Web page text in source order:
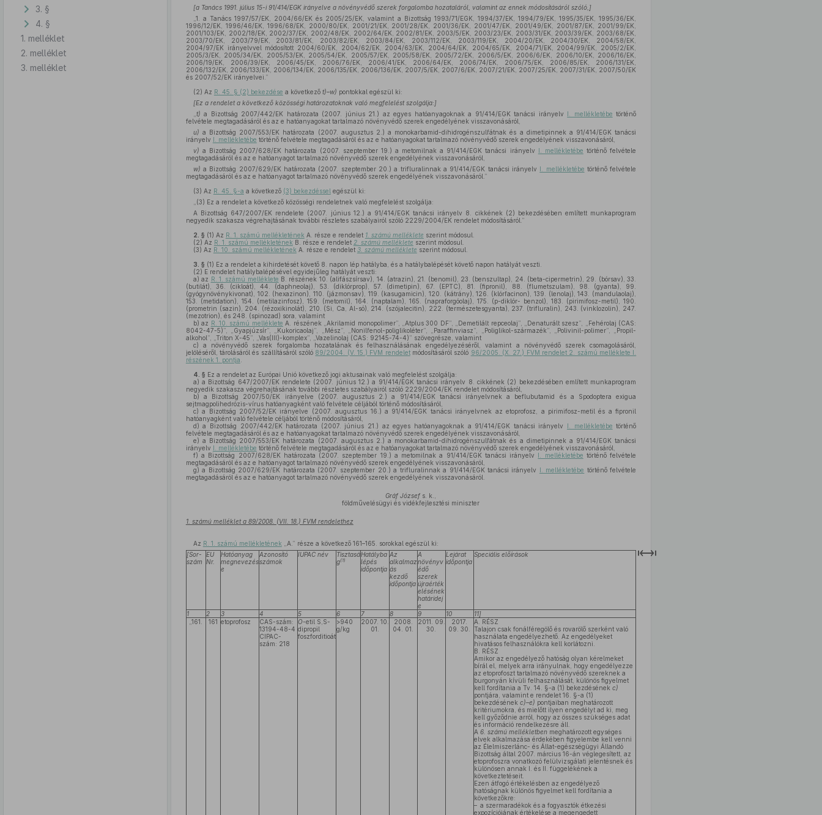
3. §
4. §
1. melléklet
2. melléklet
3. melléklet
[a Tanács 1991. július 15-i 91/414/EGK irányelve a növényvédő szerek forgalomba hozataláról, valamint az ennek módosításáról szóló,]
„1. a Tanács 1997/57/EK, 2004/66/EK és 2005/25/EK, valamint a Bizottság 1993/71/EGK, 1994/37/EK, 1994/79/EK, 1995/35/EK, 1995/36/EK,
1996/12/EK, 1996/46/EK, 1996/68/EK, 2000/80/EK, 2001/21/EK, 2001/28/EK, 2001/36/EK, 2001/47/EK, 2001/49/EK, 2001/87/EK, 2001/99/EK,
2001/103/EK, 2002/18/EK, 2002/37/EK, 2002/48/EK, 2002/64/EK, 2002/81/EK, 2003/5/EK, 2003/23/EK, 2003/31/EK, 2003/39/EK, 2003/68/EK,
2003/70/EK, 2003/79/EK, 2003/81/EK, 2003/82/EK, 2003/84/EK, 2003/112/EK, 2003/119/EK, 2004/20/EK, 2004/30/EK, 2004/58/EK,
2004/97/EK irányelvvel módosított 2004/60/EK, 2004/62/EK, 2004/63/EK, 2004/64/EK, 2004/65/EK, 2004/71/EK, 2004/99/EK, 2005/2/EK,
2005/3/EK, 2005/34/EK, 2005/53/EK, 2005/54/EK, 2005/57/EK, 2005/58/EK, 2005/72/EK, 2006/5/EK, 2006/6/EK, 2006/10/EK, 2006/16/EK,
2006/19/EK, 2006/39/EK, 2006/45/EK, 2006/76/EK, 2006/41/EK, 2006/64/EK, 2006/74/EK, 2006/75/EK, 2006/85/EK, 2006/131/EK,
2006/132/EK, 2006/133/EK, 2006/134/EK, 2006/135/EK, 2006/136/EK, 2007/5/EK, 2007/6/EK, 2007/21/EK, 2007/25/EK, 2007/31/EK, 2007/50/EK
és 2007/52/EK irányelvei.”
(2) Az R. 45. § (2) bekezdése a következő t)–w) pontokkal egészül ki:
[Ez a rendelet a következő közösségi határozatoknak való megfelelést szolgálja:]
t) a Bizottság 2007/442/EK határozata (2007. június 21.) az egyes hatóanyagoknak a 91/414/EGK tanácsi irányelv I. mellékletébe történő
felvétele megtagadásáról és az e hatóanyagokat tartalmazó növényvédő szerek engedélyének visszavonásáról,
u) a Bizottság 2007/553/EK határozata (2007. augusztus 2.) a monokarbamid-dihidrogénszulfátnak és a dimetipinnek a 91/414/EGK tanácsi
irányelv I. mellékletébe történő felvétele megtagadásáról és az e hatóanyagokat tartalmazó növényvédő szerek engedélyének visszavonásáról,
v) a Bizottság 2007/628/EK határozata (2007. szeptember 19.) a metomilnak a 91/414/EGK tanácsi irányelv I. mellékletébe történő felvétele
megtagadásáról és az e hatóanyagot tartalmazó növényvédő szerek engedélyének visszavonásáról,
w) a Bizottság 2007/629/EK határozata (2007. szeptember 20.) a trifluralinnak a 91/414/EGK tanácsi irányelv I. mellékletébe történő felvétele
megtagadásáról és az e hatóanyagot tartalmazó növényvédő szerek engedélyének visszavonásáról.”
(3) Az R. 45. §-a a következő (3) bekezdéssel egészül ki:
„(3) Ez a rendelet a következő közösségi rendeletnek való megfelelést szolgálja:
A Bizottság 647/2007/EK rendelete (2007. június 12.) a 91/414/EGK tanácsi irányelv 8. cikkének (2) bekezdésében említett munkaprogram
negyedik szakasza végrehajtásának további részletes szabályairól szóló 2229/2004/EK rendelet módosításáról.”
2. § (1) Az R. 1. számú mellékletének A. része e rendelet 1. számú melléklete szerint módosul.
(2) Az R. 1. számú mellékletének B. része e rendelet 2. számú melléklete szerint módosul.
(3) Az R. 10. számú mellékletének A. része e rendelet 3. számú melléklete szerint módosul.
3. § (1) Ez a rendelet a kihirdetését követő 8. napon lép hatályba, és a hatálybalépését követő napon hatályát veszti.
(2) E rendelet hatálybalépésével egyidejűleg hatályát veszti:
a) az R. 1. számú melléklete B. részének 10. (alifászsírsav), 14. (atrazin), 21. (benomil), 23. (benszultap), 24. (beta-cipermetrin), 29. (bórsav), 33.
(butilát), 36. (cikloát), 44. (daphneolaj), 53. (diklórprop), 57. (dimetipin), 67. (EPTC), 81. (fipronil), 88. (flumetszulam), 98. (gyanta), 99.
(gyógynövénykivonat), 102. (hexazinon), 110. (jázmonsav), 119. (kasugamicin), 120. (kátrány), 126. (klórfacinon), 139. (lenolaj), 143. (mandulaolaj),
153. (metidation), 154. (metilazinfosz), 159. (metomil), 164. (naptalam), 165. (napraforgóolaj), 175. (p-diklór- benzol), 183. (pirimifosz-metil), 190.
(prometrin (sazin), 204. (rézoxikinolát), 210. (Si, Ca, Al-só), 214. (szójalecitin), 222. (természetesgyanta), 237. (trifluralin), 243. (vinklozolin), 247.
(mezotrion), és 248. (spinozad) sora, valamint
b) az R. 10. számú melléklete A. részének „Akrilamid monopolimer”, „Atplus 300 DF”, „Demetilált repceolaj”, „Denaturált szesz”, „Fehérolaj (CAS:
8042-47-5)”, „Gyapjúzsír”, „Kukoricaolaj”, „Mész”, „Nonilfenol-poliglikoléter”, „Paraffinviasz”, „Poliglikol-származék”, „Polivinil-polimer”, „Propil-
alkohol”, „Triton X-45”, „Vas(III)-komplex”, „Vazelinolaj (CAS: 92145-74-4)” szövegrésze, valamint
c) a növényvédő szerek forgalomba hozatalának és felhasználásának engedélyezéséről, valamint a növényvédő szerek csomagolásáról,
jelöléséről, tárolásáról és szállításáról szóló 89/2004. (V. 15.) FVM rendeletmódosításáról szóló 96/2005. (X. 27.) FVM rendelet 2. számú melléklete I.
részének 1. pontja
4. § Ez a rendelet az Európai Unió következő jogi aktusainak való megfelelést szolgálja:
a) a Bizottság 647/2007/EK rendelete (2007. június 12.) a 91/414/EGK tanácsi irányelv 8. cikkének (2) bekezdésében említett munkaprogram
negyedik szakasza végrehajtásának további részletes szabályairól szóló 2229/2004/EK rendelet módosításáról,
b) a Bizottság 2007/50/EK irányelve (2007. augusztus 2.) a 91/414/EGK tanácsi irányelvnek a beflubutamid és a Spodoptera exigua
sejtmagpolihedrózis-vírus hatóanyagként való felvétele céljából történő módosításáról,
c) a Bizottság 2007/52/EK irányelve (2007. augusztus 16.) a 91/414/EGK tanácsi irányelvnek az etoprofosz, a pirimifosz-metil és a fipronil
hatóanyagként való felvétele céljából történő módosításáról,
d) a Bizottság 2007/442/EK határozata (2007. június 21.) az egyes hatóanyagoknak a 91/414/EGK tanácsi irányelv I. mellékletébe történő
felvétele megtagadásáról és az e hatóanyagokat tartalmazó növényvédő szerek engedélyének visszavonásáról,
e) a Bizottság 2007/553/EK határozata (2007. augusztus 2.) a monokarbamid-dihidrogénszulfátnak és a dimetipinnek a 91/414/EGK tanácsi
irányelv I. mellékletébe történő felvétele megtagadásáról és az e hatóanyagokat tartalmazó növényvédő szerek engedélyének visszavonásáról,
f) a Bizottság 2007/628/EK határozata (2007. szeptember 19.) a metomilnak a 91/414/EGK tanácsi irányelv I. mellékletébe történő felvétele
megtagadásáról és az e hatóanyagot tartalmazó növényvédő szerek engedélyének visszavonásáról,
g) a Bizottság 2007/629/EK határozata (2007. szeptember 20.) a trifluralinnak a 91/414/EGK tanácsi irányelv I. mellékletébe történő felvétele
megtagadásáról és az e hatóanyagot tartalmazó növényvédő szerek engedélyének visszavonásáról.
Gráf József s. k.,
földművelésügyi és vidékfejlesztési miniszter
1. számú melléklet a 89/2008. (VII. 18.) FVM rendelethez
Az R. 1. számú mellékletének „A.” része a következő 161–165. sorokkal egészül ki:
[Sor-
szám
EU
Nr.
Hatóanyag
megnevezés
e
Azonosító
számok
IUPAC név
Tisztasá
g(1)
Hatályba
lépés
időpontja
Az
alkalmaz
ás
kezdő
időpontja
A
növényv
édő
szerek
újraérték
elésének
határidej
e
Lejárat
időpontja
Speciális előírások
1 2 3 4 5 6 7 8 9 10
11]
„161.
161 etoprofosz
CAS-szám:
13194-48-4
CIPAC-
szám: 218
O-etil S,S-
dipropil
foszforditioát
>940
g/kg
2007. 10.
01.
2008.
04. 01.
2011. 09.
30.
2017.
09. 30.
A. RÉSZ
Talajon csak fonálféregölő és rovarölő szerként való
használata engedélyezhető. Az engedélyeket
hivatásos felhasználókra kell korlátozni.
B. RÉSZ
Amikor az engedélyező hatóság olyan kérelmeket
bírál el, melyek arra irányulnak, hogy engedélyezze
az etoprofoszt tartalmazó növényvédő szereknek a
burgonyán kívüli felhasználását, különös figyelmet
kell fordítania a Tv. 14. §-a (1) bekezdésének c)
pontjára, valamint e rendelet 16. §-a (1)
bekezdésének c)–e) pontjaiban meghatározott
kritériumokra, és mielőtt ilyen engedélyt ad ki, meg
kell győződnie arról, hogy az összes szükséges adat
és információ rendelkezésre áll.
A 6. számú mellékletbenmeghatározott egységes
elvek alkalmazása érdekében figyelembe kell venni
az Élelmiszerlánc- és Állat-egészségügyi Állandó
Bizottság által 2007. március 16-án véglegesített, az
etoprofoszra vonatkozó felülvizsgálati jelentésnek és
különösen annak I. és II. függelékének a
következtetéseit.
Ezen átfogó értékelésben az engedélyező
hatóságnak különös figyelmet kell fordítania a
következőkre:
– a szermaradékok és a fogyasztók étkezési
expozíciójának értékelése a megengedett